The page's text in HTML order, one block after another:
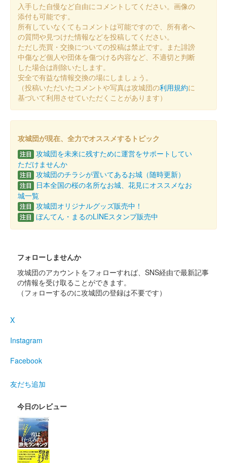
入手した自慢など自由にコメントしてください。画像の
添付も可能です。
所有していなくてもコメントは可能ですので、所有者へ
の質問や見つけた情報などを投稿してください。
ただし売買・交換についての投稿は禁止です。また誹謗
中傷など個人や団体を傷つける内容など、不適切と判断
した場合は削除いたします。
安全で有益な情報交換の場にしましょう。
（投稿いただいたコメントや写真は攻城団の利用規約に
基づいて利用させていただくことがあります）
攻城団が現在、全力でオススメするトピック
注目 攻城団を未来に残すために運営をサポートしてい
ただけませんか
注目 攻城団のチラシが置いてあるお城（随時更新）
注目
日本全国の桜の名所なお城、花見にオススメなお
城一覧
注目 攻城団オリジナルグッズ販売中！
注目 ぼんてん・まるのLINEスタンプ販売中
フォローしませんか
攻城団のアカウントをフォローすれば、SNS経由で最新記事
の情報を受け取ることができます。
（フォローするのに攻城団の登録は不要です）
X
Instagram
Facebook
友だち追加
今日のレビュー